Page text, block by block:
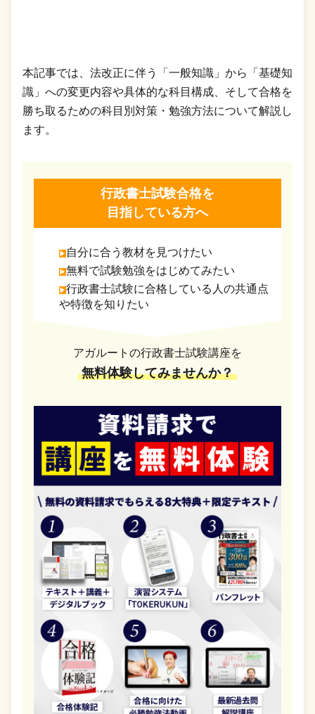
本記事では、法改正に伴う「一般知識」から「基礎知
識」への変更内容や具体的な科目構成、そして合格を
勝ち取るための科目別対策・勉強方法について解説し
ます。
行政書士試験合格を
目指している方へ
自分に合う教材を見つけたい
無料で試験勉強をはじめてみたい
行政書士試験に合格している人の共通点
や特徴を知りたい
アガルートの行政書士試験講座を
無料体験してみませんか？